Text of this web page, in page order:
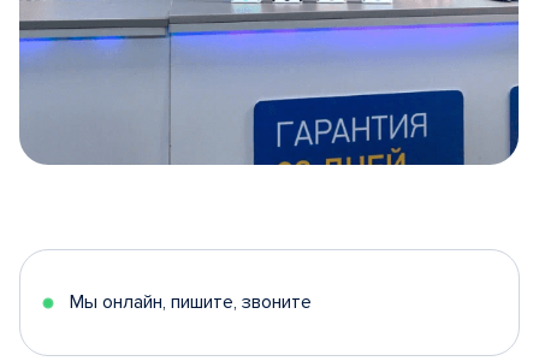
5
Мы онлайн, пишите, звоните